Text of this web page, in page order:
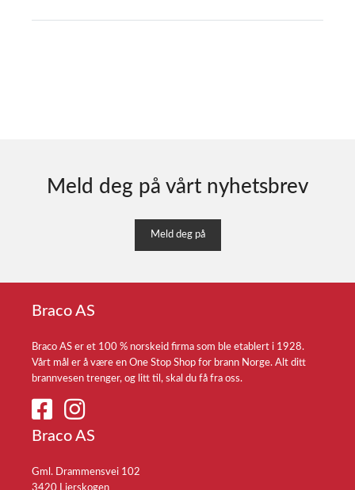
Meld deg på vårt nyhetsbrev
Meld deg på
Braco AS
Braco AS er et 100 % norskeid firma som ble etablert i 1928.
Vårt mål er å være en One Stop Shop for brann Norge. Alt ditt
brannvesen trenger, og litt til, skal du få fra oss.
Braco AS
Gml. Drammensvei 102